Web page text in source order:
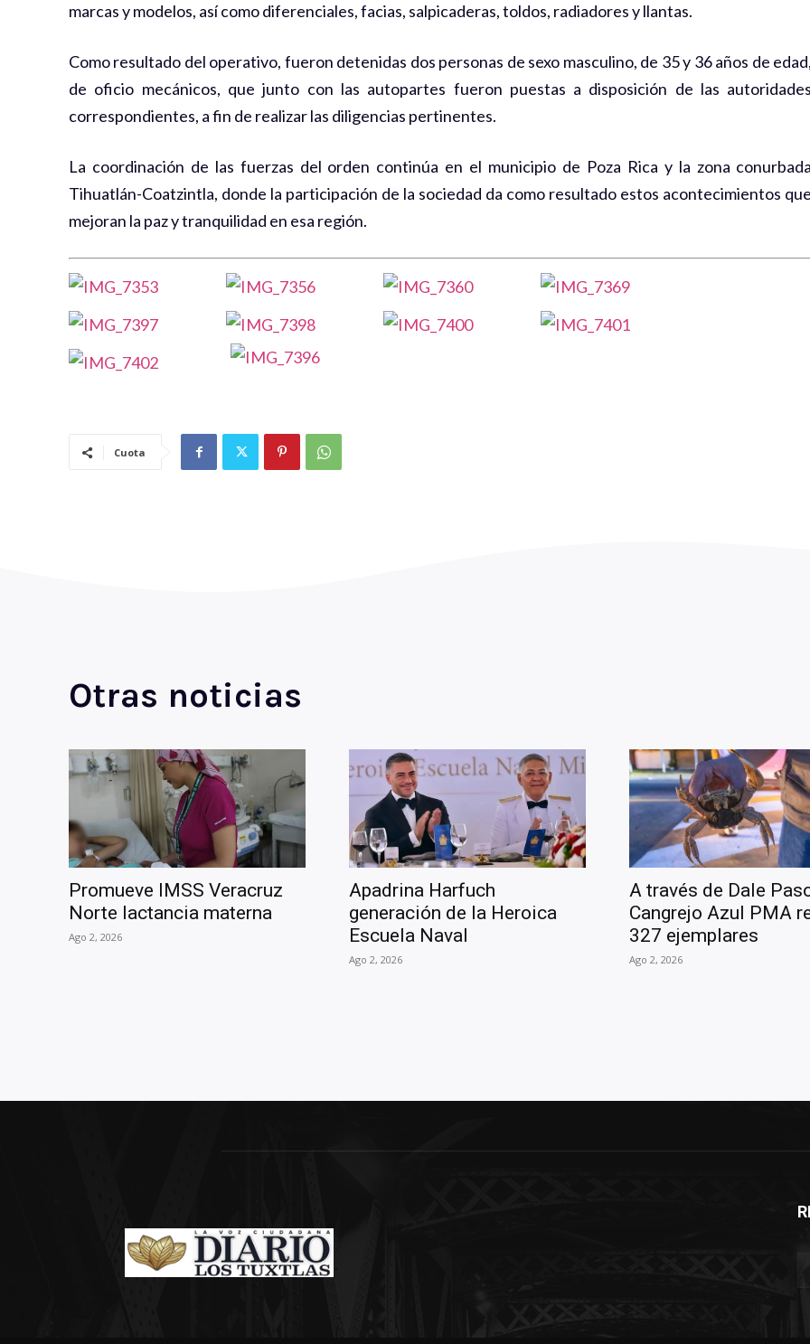
marcas y modelos, así como diferenciales, facias, salpicaderas, toldos, radiadores y llantas.
Como resultado del operativo, fueron detenidas dos personas de sexo masculino, de 35 y 36 años de edad,
de oficio mecánicos, que junto con las autopartes fueron puestas a disposición de las autoridades
correspondientes, a fin de realizar las diligencias pertinentes.
La coordinación de las fuerzas del orden continúa en el municipio de Poza Rica y la zona conurbada
Tihuatlán-Coatzintla, donde la participación de la sociedad da como resultado estos acontecimientos que
mejoran la paz y tranquilidad en esa región.
Cuota
Otras noticias
Promueve IMSS Veracruz
Norte lactancia materna
Ago 2, 2026
Apadrina Harfuch
generación de la Heroica
Escuela Naval
Ago 2, 2026
A través de Dale
Cangrejo Azul PMA
327 ejemplares
Ago 2, 2026